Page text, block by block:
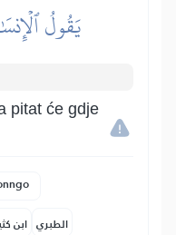
يَقُولُ
pitat će gdje
wonngo
ابن الطبري